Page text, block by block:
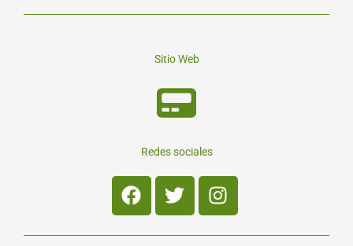
Sitio Web
Redes sociales
Facebook
TwitterInstagram